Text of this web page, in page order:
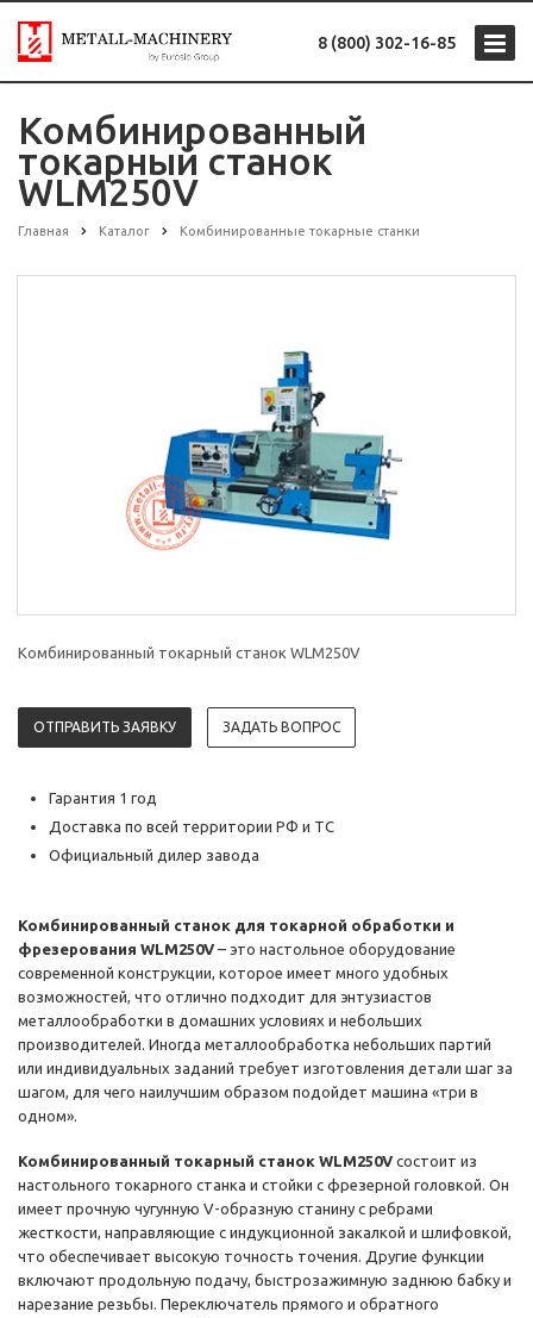
8 (800) 302-16-85
Комбинированный
токарный станок
WLM250V
Главная Каталог Комбинированные токарные станки
Комбинированный токарный станок WLM250V
ОТПРАВИТЬ ЗАЯВКУ ЗАДАТЬ ВОПРОС
Гарантия 1 год
Доставка по всей территории РФ и ТС
Официальный дилер завода
Комбинированный станок для токарной обработки и
фрезерования WLM250V – это настольное оборудование
современной конструкции, которое имеет много удобных
возможностей, что отлично подходит для энтузиастов
металлообработки в домашних условиях и небольших
производителей. Иногда металлообработка небольших партий
или индивидуальных заданий требует изготовления детали шаг за
шагом, для чего наилучшим образом подойдет машина «три в
одном».
Комбинированный токарный станок WLM250V состоит из
настольного токарного станка и стойки с фрезерной головкой. Он
имеет прочную чугунную V-образную станину с ребрами
жесткости, направляющие с индукционной закалкой и шлифовкой,
что обеспечивает высокую точность точения. Другие функции
включают продольную подачу, быстрозажимную заднюю бабку и
нарезание резьбы. Переключатель прямого и обратного